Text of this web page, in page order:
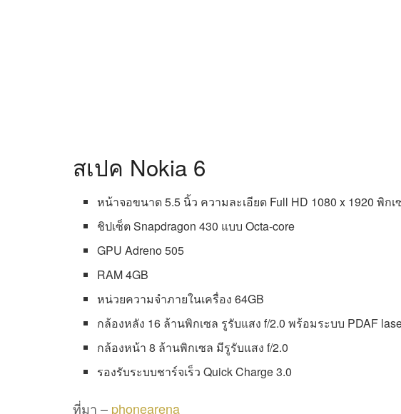
สเปค Nokia 6
หน้าจอขนาด 5.5 นิ้ว ความละเอียด Full HD 1080 x 1920 พิก
ชิปเซ็ต Snapdragon 430 แบบ Octa-core
GPU Adreno 505
RAM 4GB
หน่วยความจำภายในเครื่อง 64GB
กล้องหลัง 16 ล้านพิกเซล รูรับแสง f/2.0 พร้อมระบบ PDAF
กล้องหน้า 8 ล้านพิกเซล มีรูรับแสง f/2.0
รองรับระบบชาร์จเร็ว Quick Charge 3.0
ที่มา – phonearena